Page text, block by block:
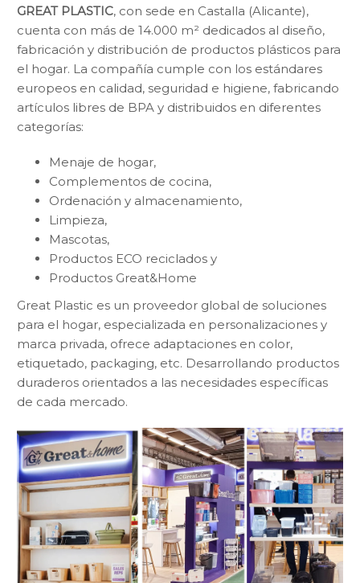
GREAT PLASTIC, con sede en Castalla (Alicante),
cuenta con más de 14.000 m² dedicados al diseño,
fabricación y distribución de productos plásticos para
el hogar. La compañía cumple con los estándares
europeos en calidad, seguridad e higiene, fabricando
artículos libres de BPA y distribuidos en diferentes
categorías:
Menaje de hogar,
Complementos de cocina,
Ordenación y almacenamiento,
Limpieza,
Mascotas,
Productos ECO reciclados y
Productos Great&Home
Great Plastic es un proveedor global de soluciones
para el hogar, especializada en personalizaciones y
marca privada, ofrece adaptaciones en color,
etiquetado, packaging, etc. Desarrollando productos
duraderos orientados a las necesidades específicas
de cada mercado.